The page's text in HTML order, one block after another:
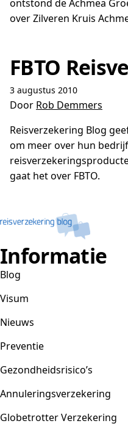
ontstond de Achmea
over Zilveren Kruis
FBTO
3 augustus 2010
Door Rob Demmers
Reisverzekering Blog
om meer over hun
gaat het over FBTO.
Informatie
Blog
Visum
Nieuws
Preventie
Gezondheidsrisico’s
Annuleringsverzekering
Globetrotter Verzekering